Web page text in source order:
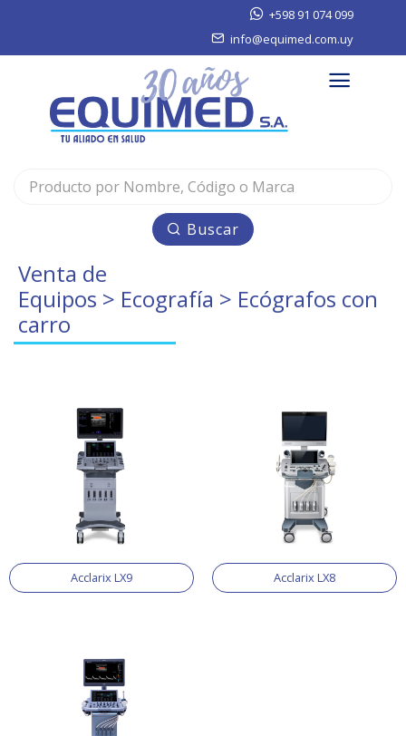
+598 91 074 099
info@equimed.com.uy
Buscar
Venta de
Equipos > Ecografía > Ecógrafos con
carro
Acclarix LX9 Acclarix LX8